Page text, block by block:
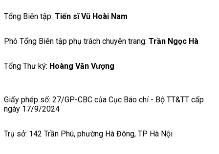
Tổng Biên tập: Tiến sĩ Vũ Hoài Nam
Phó Tổng Biên tập phụ trách chuyên trang: Trần Ngọc Hà
Tổng Thư ký: Hoàng Văn Vượng
Giấy phép số: 27/GP-CBC của Cục Báo chí - Bộ TT&TT cấp
ngày 17/9/2024
Trụ sở: 142 Trần Phú, phường Hà Đông, TP Hà Nội